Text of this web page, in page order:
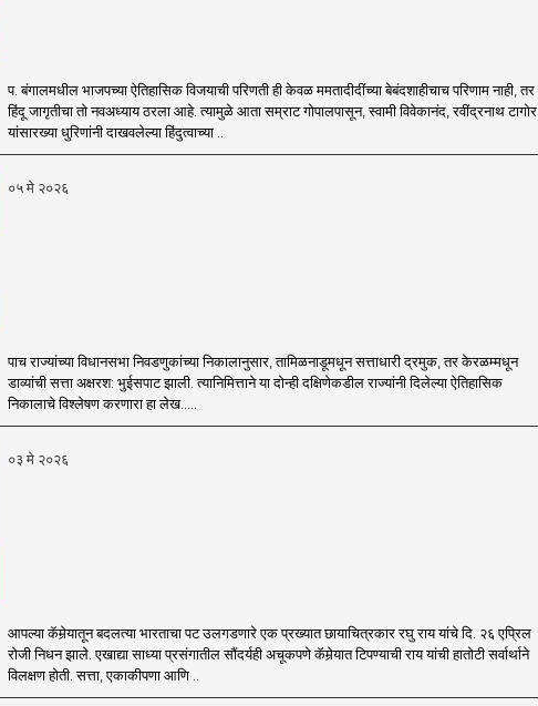
प. बंगालमधील भाजपच्या ऐतिहासिक विजयाची परिणती ही केवळ ममतादीदींच्या बेबंदशाहीचाच परिणाम नाही, तर
हिंदू जागृतीचा तो नवअध्याय ठरला आहे. त्यामुळे आता सम्राट गोपालपासून, स्वामी विवेकानंद, रवींद्रनाथ टागोर
यांसारख्या धुरिणांनी दाखवलेल्या हिंदुत्वाच्या ..
०५ मे २०२६
पाच राज्यांच्या विधानसभा निवडणुकांच्या निकालानुसार, तामिळनाडूमधून सत्ताधारी द्रमुक, तर केरळम्मधून
डाव्यांची सत्ता अक्षरश: भुईसपाट झाली. त्यानिमित्ताने या दोन्ही दक्षिणेकडील राज्यांनी दिलेल्या ऐतिहासिक
निकालाचे विश्लेषण करणारा हा लेख.....
०३ मे २०२६
आपल्या कॅमेर्‍यातून बदलत्या भारताचा पट उलगडणारे एक प्रख्यात छायाचित्रकार रघु राय यांचे दि. २६ एप्रिल
रोजी निधन झाले. एखाद्या साध्या प्रसंगातील सौंदर्यही अचूकपणे कॅमेर्‍यात टिपण्याची राय यांची हातोटी सर्वार्थाने
विलक्षण होती. सत्ता, एकाकीपणा आणि ..